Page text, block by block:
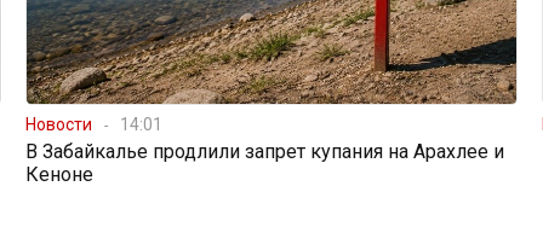
Новости 14:01
В Забайкалье продлили запрет купания на Арахлее и
Кеноне